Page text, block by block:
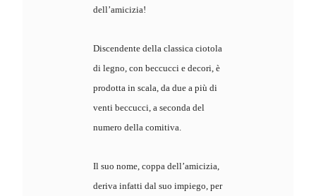
dell’amicizia!
Discendente della classica ciotola
di legno, con beccucci e decori, è
prodotta in scala, da due a più di
venti beccucci, a seconda del
numero della comitiva.
Il suo nome, coppa dell’amicizia,
deriva infatti dal suo impiego, per